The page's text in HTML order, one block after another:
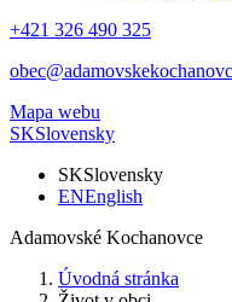
+421 326 490 325
Mapa webu
SKSlovensky
SKSlovensky
ENEnglish
Adamovské Kochanovce
Úvodná stránka